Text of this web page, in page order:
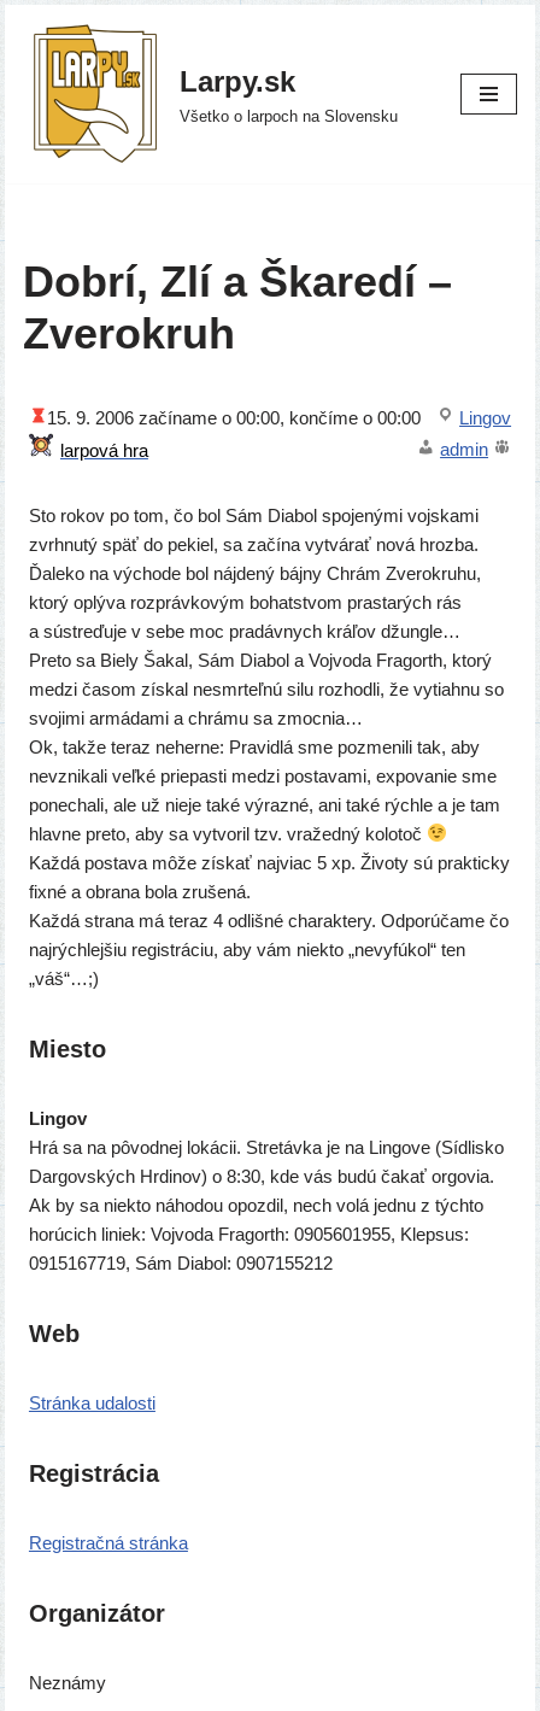
Preskočiť
Larpy.sk
Všetko o larpoch na Slovensku
Dobrí, Zlí a Škaredí –
Zverokruh
15. 9. 2006 začí­na­me o 00:00, kon­čí­me o 00:00
Lingov
admin
Sto rokov po tom, čo bol Sám Diabol spo­je­ný­mi voj­ska­mi
zvr­hnu­tý späť do pekiel, sa začí­na vytvá­rať nová hroz­ba.
Ďaleko na výcho­de bol náj­de­ný báj­ny Chrám Zverokruhu,
kto­rý oplý­va roz­práv­ko­vým bohat­stvom pras­ta­rých rás
a sústre­ďu­je v sebe moc pra­dáv­nych krá­ľov džun­gle…
Preto sa Biely Šakal, Sám Diabol a Vojvoda Fragorth, kto­rý
medzi časom zís­kal nesmr­teľ­nú silu roz­hod­li, že vytiah­nu so
svo­ji­mi armá­da­mi a chrá­mu sa zmoc­nia…
Ok, tak­že teraz neher­ne: Pravidlá sme pozme­ni­li tak, aby
nevzni­ka­li veľ­ké prie­pas­ti medzi posta­va­mi, expo­va­nie sme
pone­cha­li, ale už nie­je také výraz­né, ani také rých­le a je tam
hlav­ne pre­to, aby sa vytvo­ril tzv. vra­žed­ný kolo­toč
Každá posta­va môže zís­kať naj­viac 5 xp. Životy sú prak­tic­ky
fix­né a obra­na bola zru­še­ná.
Každá stra­na má teraz 4 odliš­né cha­rak­te­ry. Odporúčame čo
naj­rých­lej­šiu regis­trá­ciu, aby vám nie­kto „nevy­fú­kol“ ten
„váš“…;)
Miesto
Lingov
Hrá sa na pôvod­nej loká­cii. Stretávka je na Lingove (Sídlisko
Dargovských Hrdinov) o 8:30, kde vás budú čakať orgo­via.
Ak by sa nie­kto náho­dou opoz­dil, nech volá jed­nu z tých­to
horú­cich liniek: Vojvoda Fragorth: 0905601955, Klepsus:
0915167719, Sám Diabol: 0907155212
Web
Stránka uda­los­ti
Registrácia
Registračná strán­ka
Organizátor
Neznámy